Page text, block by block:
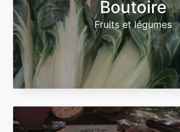
Boutoire
Fruits et légumes